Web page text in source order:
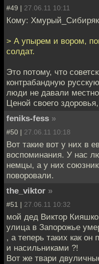
#49 | 27.06.11 10:11
Кому:
> А упырем и вором,
солдат.
Это потому, что
контрабандную
люди не давали
Ценой своего
feniks-fess »
#50 | 27.06.11 10:18
Вот такие вот у них в
воспоминания. У нас
немцы, а у них
поворовали.
the_viktor »
#51 | 27.06.11 10:32
мой дед Виктор Кияшко
улица в Запорожье
, а теперь таких как он
и насильниками ?!
Вот же твари